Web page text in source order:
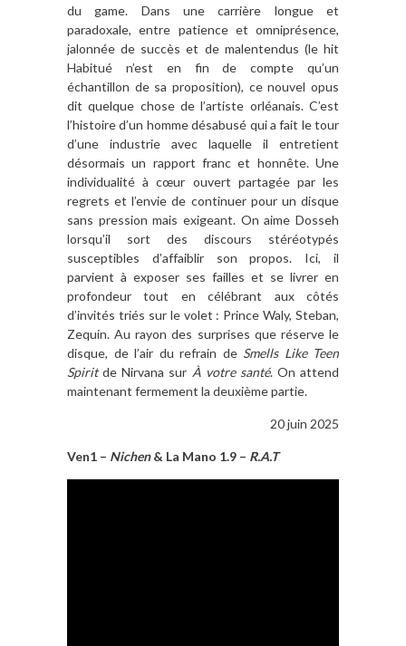
du game. Dans une carrière longue et
paradoxale, entre patience et omniprésence,
jalonnée de succès et de malentendus (le hit
Habitué n’est en fin de compte qu’un
échantillon de sa proposition), ce nouvel opus
dit quelque chose de l’artiste orléanais. C’est
l’histoire d’un homme désabusé qui a fait le tour
d’une industrie avec laquelle il entretient
désormais un rapport franc et honnête. Une
individualité à cœur ouvert partagée par les
regrets et l’envie de continuer pour un disque
sans pression mais exigeant. On aime Dosseh
lorsqu’il sort des discours stéréotypés
susceptibles d’affaiblir son propos. Ici, il
parvient à exposer ses failles et se livrer en
profondeur tout en célébrant aux côtés
d’invités triés sur le volet : Prince Waly, Steban,
Zequin. Au rayon des surprises que réserve le
disque, de l’air du refrain de Smells Like Teen
Spiritde Nirvana sur À votre santé. On attend
maintenant fermement la deuxième partie.
20 juin 2025
Ven1 – Nichen& La Mano 1.9 – R.A.T